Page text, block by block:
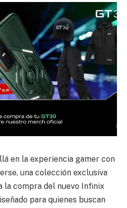
en la experiencia gamer con
una colección exclusiva
la compra del nuevo Infinix
para quienes buscan